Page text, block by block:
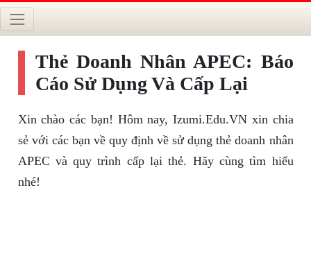
Thẻ Doanh Nhân APEC: Báo
Cáo Sử Dụng Và Cấp Lại
Xin chào các bạn! Hôm nay, Izumi.Edu.VN xin chia
sẻ với các bạn về quy định về sử dụng thẻ doanh nhân
APEC và quy trình cấp lại thẻ. Hãy cùng tìm hiểu
nhé!